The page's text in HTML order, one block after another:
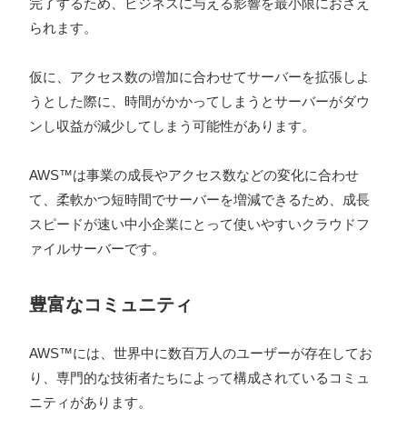
完了するため、ビジネスに与える影響を最小限におさえ
られます。
仮に、アクセス数の増加に合わせてサーバーを拡張しよ
うとした際に、時間がかかってしまうとサーバーがダウ
ンし収益が減少してしまう可能性があります。
AWS™は事業の成長やアクセス数などの変化に合わせ
て、柔軟かつ短時間でサーバーを増減できるため、成長
スピードが速い中小企業にとって使いやすいクラウドフ
ァイルサーバーです。
豊富なコミュニティ
AWS™には、世界中に数百万人のユーザーが存在してお
り、専門的な技術者たちによって構成されているコミュ
ニティがあります。